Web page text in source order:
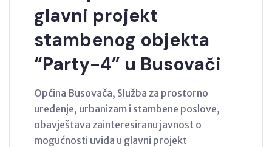
glavni projekt
stambenog objekta
“Party-4” u Busovači
Općina Busovača, Služba za prostorno
uređenje, urbanizam i stambene poslove,
obavještava zainteresiranu javnost o
mogućnosti uvida u glavni projekt